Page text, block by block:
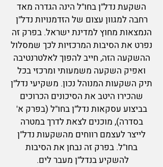
השקעת נדל"ן בחו"ל הינה הגדרה מאד
רחבה למגוון עצום של הזדמנויות נדל"ן
הנמצאות מחוץ למדינת ישראל. בפרק זה
נפרט את הסיבות המרכזיות לכך שמסלול
ההשקעה הזה, חייב להפוך לאלטרנטיבה
ואפיק השקעה משמעותי ומרכזי בכל
תיק השקעות המנוהל נכון. משקיעי נדל"ן
שהכירו היטב את הסיכונים הכרוכים
בביצוע עסקאות נדל"ן בחו"ל (בפרק א'
בסדרה), מוכנים לצאת לדרך במטרה
לייצר לעצמם רווחים מהשקעות נדל"ן
בחו"ל. בפרק זה נבחן את הסיבות
להשקיע בנדל"ן מעבר לים.